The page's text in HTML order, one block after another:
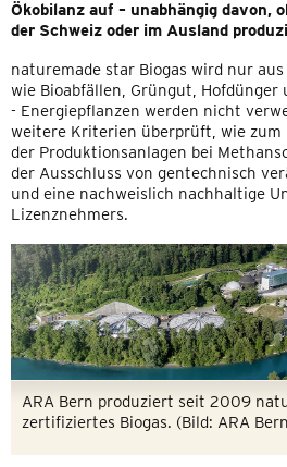
Ökobilanz auf – unabhängig davon,
der Schweiz oder im Ausland
naturemade star Biogas wird nur
wie Bioabfällen, Grüngut, Hofdünger
- Energiepflanzen werden nicht
weitere Kriterien überprüft, wie zum
der Produktionsanlagen bei
der Ausschluss von gentechnisch
und eine nachweislich nachhaltige
Lizenznehmers.
ARA Bern produziert seit 2009
zertifiziertes Biogas. (Bild: ARA